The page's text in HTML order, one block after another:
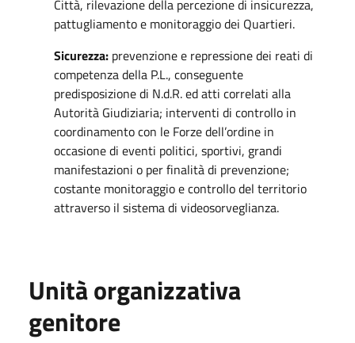
Città, rilevazione della percezione di insicurezza,
pattugliamento e monitoraggio dei Quartieri.
Sicurezza: prevenzione e repressione dei reati di
competenza della P.L., conseguente
predisposizione di N.d.R. ed atti correlati alla
Autorità Giudiziaria; interventi di controllo in
coordinamento con le Forze dell’ordine in
occasione di eventi politici, sportivi, grandi
manifestazioni o per finalità di prevenzione;
costante monitoraggio e controllo del territorio
attraverso il sistema di videosorveglianza.
Unità organizzativa
genitore